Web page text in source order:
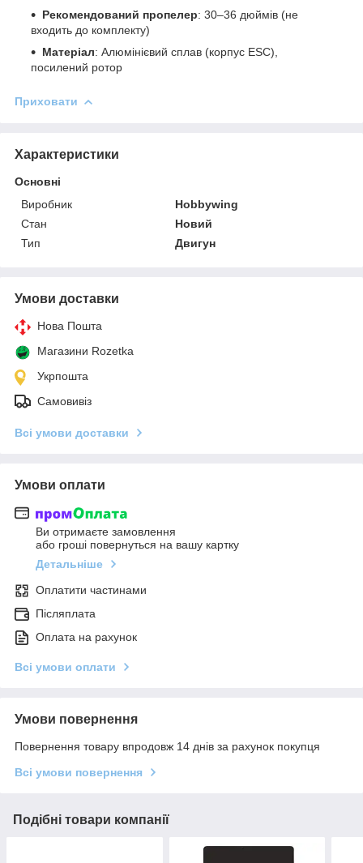
Рекомендований пропелер: 30–36 дюймів (не
входить до комплекту)
Матеріал: Алюмінієвий сплав (корпус ESC),
посилений ротор
Приховати
Характеристики
Основні
Виробник
Hobbywing
Стан
Новий
Тип
Двигун
Умови доставки
Нова Пошта
Магазини Rozetka
Укрпошта
Самовивіз
Всі умови доставки
Умови оплати
Ви отримаєте замовлення
або гроші повернуться на вашу картку
Детальніше
Оплатити частинами
Післяплата
Оплата на рахунок
Всі умови оплати
Умови повернення
Повернення товару впродовж 14 днів за рахунок покупця
Всі умови повернення
Подібні товари компанії